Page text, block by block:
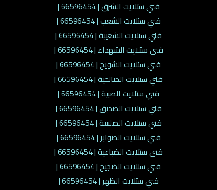
فني ستلايت الشرق | 66596454 |
فني ستلايت الشعب | 66596454 |
فني ستلايت الشعيبة | 66596454 |
فني ستلايت الشهداء | 66596454 |
فني ستلايت الشويخ | 66596454 |
فني ستلايت الصالحية | 66596454 |
فني ستلايت الصبية | 66596454 |
فني ستلايت الصديق | 66596454 |
فني ستلايت الصليبية | 66596454 |
فني ستلايت الصوابر | 66596454 |
فني ستلايت الضباعية | 66596454 |
فني ستلايت الضجيج | 66596454 |
فني ستلايت الظهر | 66596454 |